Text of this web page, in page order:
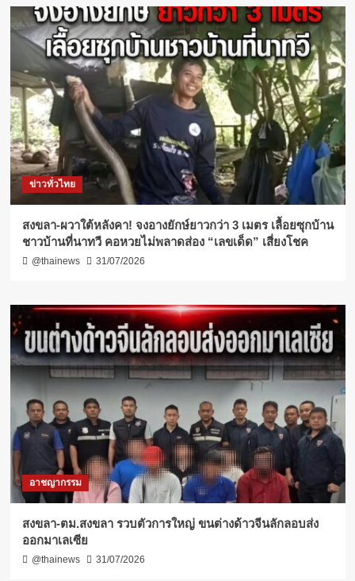
ข่าวทั่วไทย
สงขลา-ผวาใต้หลังคา! จงอางยักษ์ยาวกว่า 3 เมตร เลื้อยซุกบ้าน
ชาวบ้านที่นาทวี คอหวยไม่พลาดส่อง “เลขเด็ด” เสี่ยงโชค
@thainews 31/07/2026
อาชญากรรม
สงขลา-ตม.สงขลา รวบตัวการใหญ่ ขนต่างด้าวจีนลักลอบส่ง
ออกมาเลเซีย
@thainews 31/07/2026